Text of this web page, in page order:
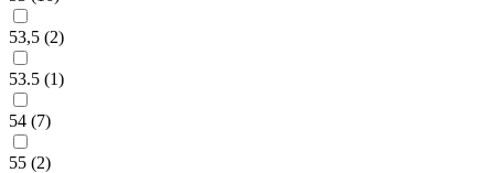
53,5 (2)
53.5 (1)
54 (7)
55 (2)